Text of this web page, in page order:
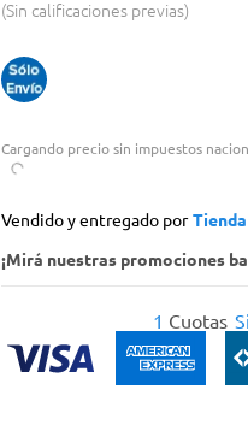
Sin calificaciones previas
Cargando precio sin impuestos
Vendido y entregado por
¡Mirá nuestras promociones
1 Cuotas